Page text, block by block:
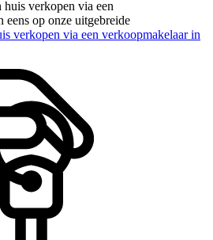
verkopen via een
op onze uitgebreide
verkopen via een verkoopmakelaar in